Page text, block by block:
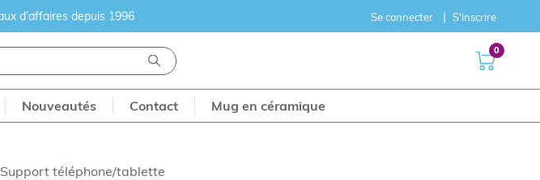
d'affaires depuis 1996 Se connecter S'inscrire
0
Nouveautés Contact Mug en céramique
Support téléphone/tablette